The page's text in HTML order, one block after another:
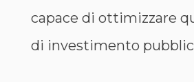
capace di ottimizzare
di investimento